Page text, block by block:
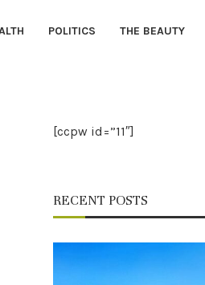
POLITICS THE BEAUTY
[ccpw id=”11″]
RECENT POSTS